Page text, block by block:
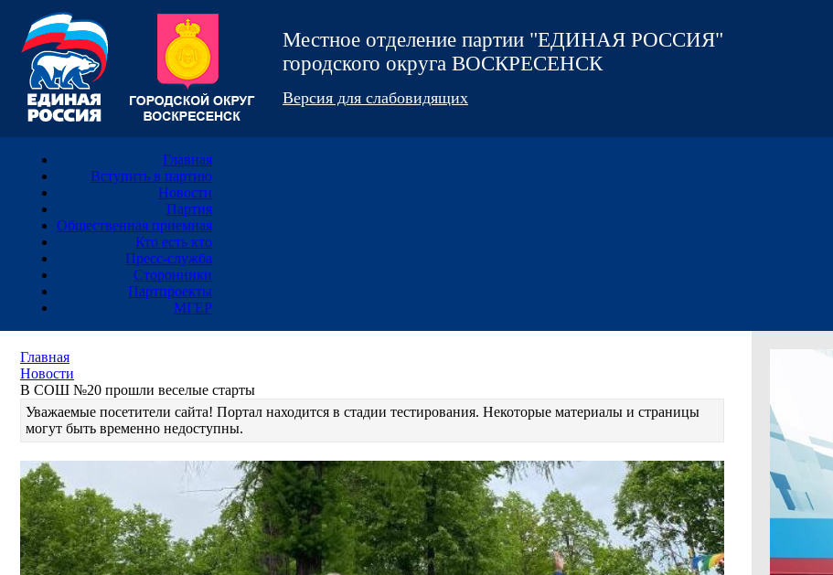
Местное отделение партии "ЕДИНАЯ РОССИЯ"
городского округа ВОСКРЕСЕНСК
Версия для слабовидящих
Главная
Вступить в партию
Новости
Партия
Общественная приемная
Кто есть кто
Пресс-служба
Сторонники
Партпроекты
МГЕР
Главная
Новости
В СОШ №20 прошли веселые старты
Уважаемые посетители сайта! Портал находится в стадии тестирования. Некоторые материалы и страницы
могут быть временно недоступны.